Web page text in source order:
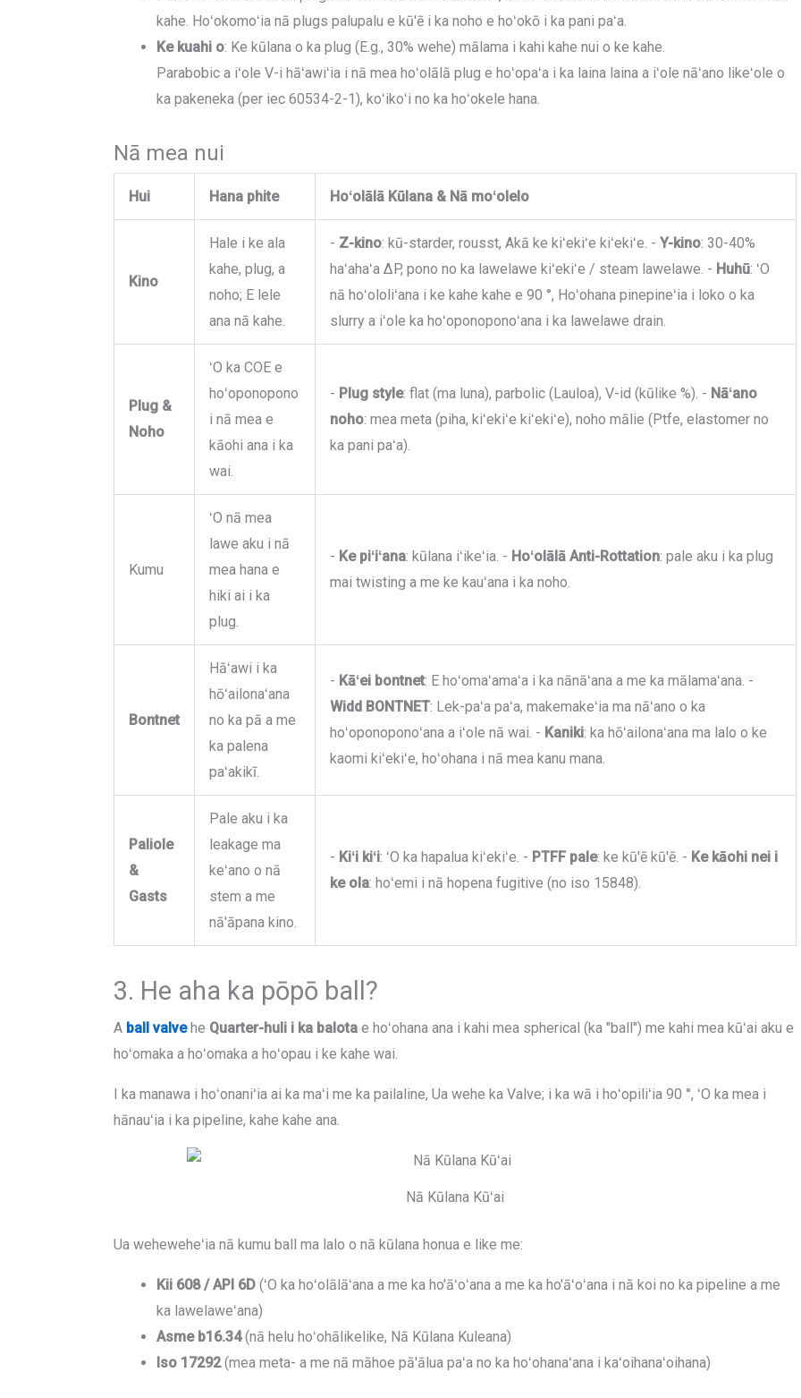
kahe. Hoʻokomoʻia nā plugs palupalu e kū'ē i ka noho e hoʻokō i ka pani paʻa.
Ke kuahi o: Ke kūlana o ka plug (E.g., 30% wehe) mālama i kahi kahe nui o ke kahe.
Parabobic a iʻole V-i hāʻawiʻia i nā mea hoʻolālā plug e hoʻopaʻa i ka laina laina a iʻole nāʻano likeʻole o
ka pakeneka (per iec 60534-2-1), koʻikoʻi no ka hoʻokele hana.
Nā mea nui
Hui Hana phite Hoʻolālā Kūlana & Nā moʻolelo
Kino
Hale i ke ala
kahe, plug, a
noho; E lele
ana nā kahe.
- Z-kino: kū-starder, rousst, Akā ke kiʻekiʻe kiʻekiʻe. - Y-kino: 30-40%
haʻahaʻa ΔP, pono no ka lawelawe kiʻekiʻe / steam lawelawe. - Huhū: ʻO
nā hoʻololiʻana i ke kahe kahe e 90 °, Hoʻohana pinepineʻia i loko o ka
slurry a iʻole ka hoʻoponoponoʻana i ka lawelawe drain.
Plug &
Noho
ʻO ka COE e
hoʻoponopono
i nā mea e
kāohi ana i ka
wai.
- Plug style: flat (ma luna), parbolic (Lauloa), V-id (kūlike %). - Nāʻano
noho: mea meta (piha, kiʻekiʻe kiʻekiʻe), noho mālie (Ptfe, elastomer no
ka pani paʻa).
Kumu
ʻO nā mea
lawe aku i nā
mea hana e
hiki ai i ka
plug.
- Ke piʻiʻana: kūlana iʻikeʻia. - Hoʻolālā Anti-Rottation: pale aku i ka plug
mai twisting a me ke kauʻana i ka noho.
Bontnet
Hāʻawi i ka
hōʻailonaʻana
no ka pā a me
ka palena
paʻakikī.
- Kāʻei bontnet: E hoʻomaʻamaʻa i ka nānāʻana a me ka mālamaʻana. -
Widd BONTNET: Lek-paʻa paʻa, makemakeʻia ma nāʻano o ka
hoʻoponoponoʻana a iʻole nā ​​wai. - Kaniki: ka hōʻailonaʻana ma lalo o ke
kaomi kiʻekiʻe, hoʻohana i nā mea kanu mana.
Paliole
&
Gasts
Pale aku i ka
leakage ma
keʻano o nā
stem a me
nā'āpana kino.
- Kiʻi kiʻi: ʻO ka hapalua kiʻekiʻe. - PTFF pale: ke kū'ē kū'ē. - Ke kāohi nei i
ke ola: hoʻemi i nā hopena fugitive (no iso 15848).
3. He aha ka pōpō ball?
A ball valvehe Quarter-huli i ka balotae hoʻohana ana i kahi mea spherical (ka "ball") me kahi mea kūʻai aku e
hoʻomaka a hoʻomaka a hoʻopau i ke kahe wai.
I ka manawa i hoʻonaniʻia ai ka maʻi me ka pailaline, Ua wehe ka Valve; i ka wā i hoʻopiliʻia 90 °, ʻO ka mea i
hānauʻia i ka pipeline, kahe kahe ana.
Nā Kūlana Kūʻai
Ua weheweheʻia nā kumu ball ma lalo o nā kūlana honua e like me:
Kii 608 / API 6D(ʻO ka hoʻolālāʻana a me ka ho'āʻoʻana a me ka ho'āʻoʻana i nā koi no ka pipeline a me
ka lawelaweʻana)
Asme b16.34(nā helu hoʻohālikelike, Nā Kūlana Kuleana)
Iso 17292(mea meta- a me nā māhoe pā'ālua paʻa no ka hoʻohanaʻana i kaʻoihanaʻoihana)